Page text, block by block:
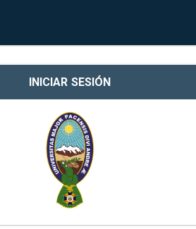
INICIAR SESIÓN